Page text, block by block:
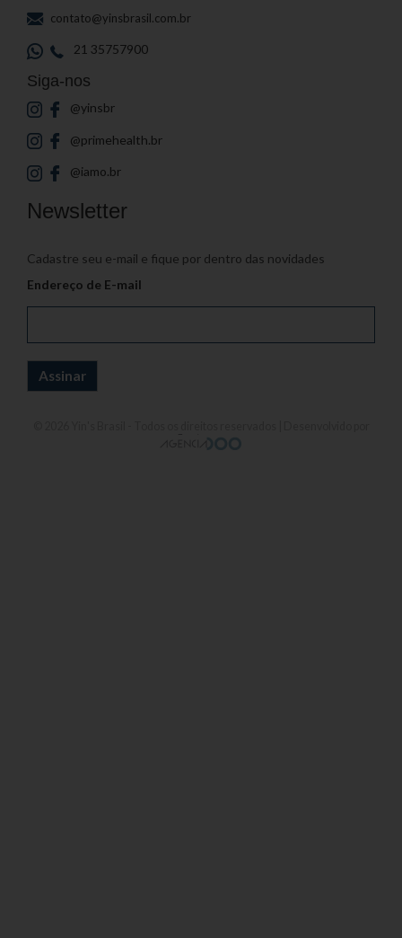
contato@yinsbrasil.com.br
21 35757900
Siga-nos
@yinsbr
@primehealth.br
@iamo.br
Newsletter
Cadastre seu e-mail e fique por dentro das novidades
Endereço de E-mail